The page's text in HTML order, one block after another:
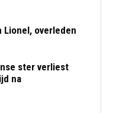
Lionel, overleden
ster verliest
na